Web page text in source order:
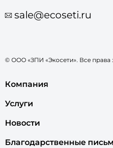
sale@ecoseti.ru
© ООО «ЗПИ «Экосети». Все
Компания
Услуги
Новости
Благодарственные